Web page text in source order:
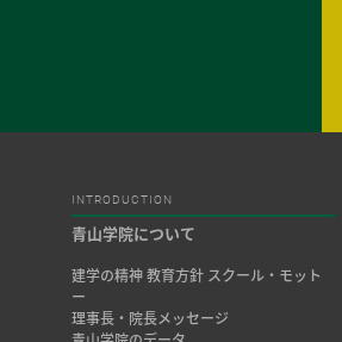
INTRODUCTION
青山学院について
建学の精神 教育方針 スクール・モット
ー
理事長・院長メッセージ